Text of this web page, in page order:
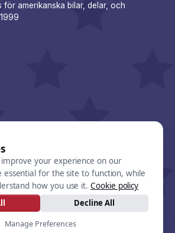
för amerikanska bilar, delar, och
your experience on our
essential for the site to function, while
how you use it. Cookie policy
Decline All
Manage Preferences